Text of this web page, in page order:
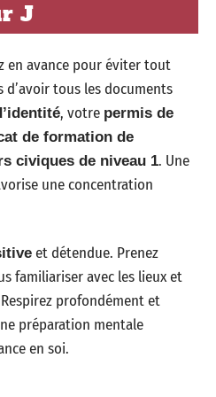
J
en avance pour éviter tout
tous les documents
, votre permis de
de formation de
civiques de niveau 1. Une
une concentration
et détendue. Prenez
familiariser avec les lieux et
profondément et
préparation mentale
en soi.